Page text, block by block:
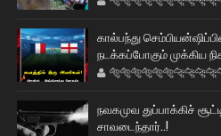
கால்பந்து
நடக்கப்போகும் முக்கிய
நவகமுவ துப்பாக்கிச்
சாவடைந்தார்..!